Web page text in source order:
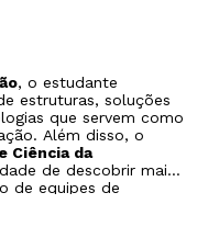
, o estudante
estruturas, soluções
que servem como
Além disso, o
Ciência da
de descobrir mais
de equipes de
de processos